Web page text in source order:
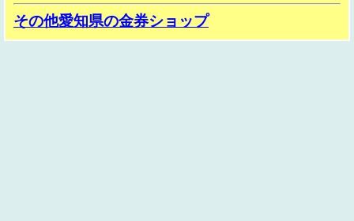
その他愛知県の金券ショップ